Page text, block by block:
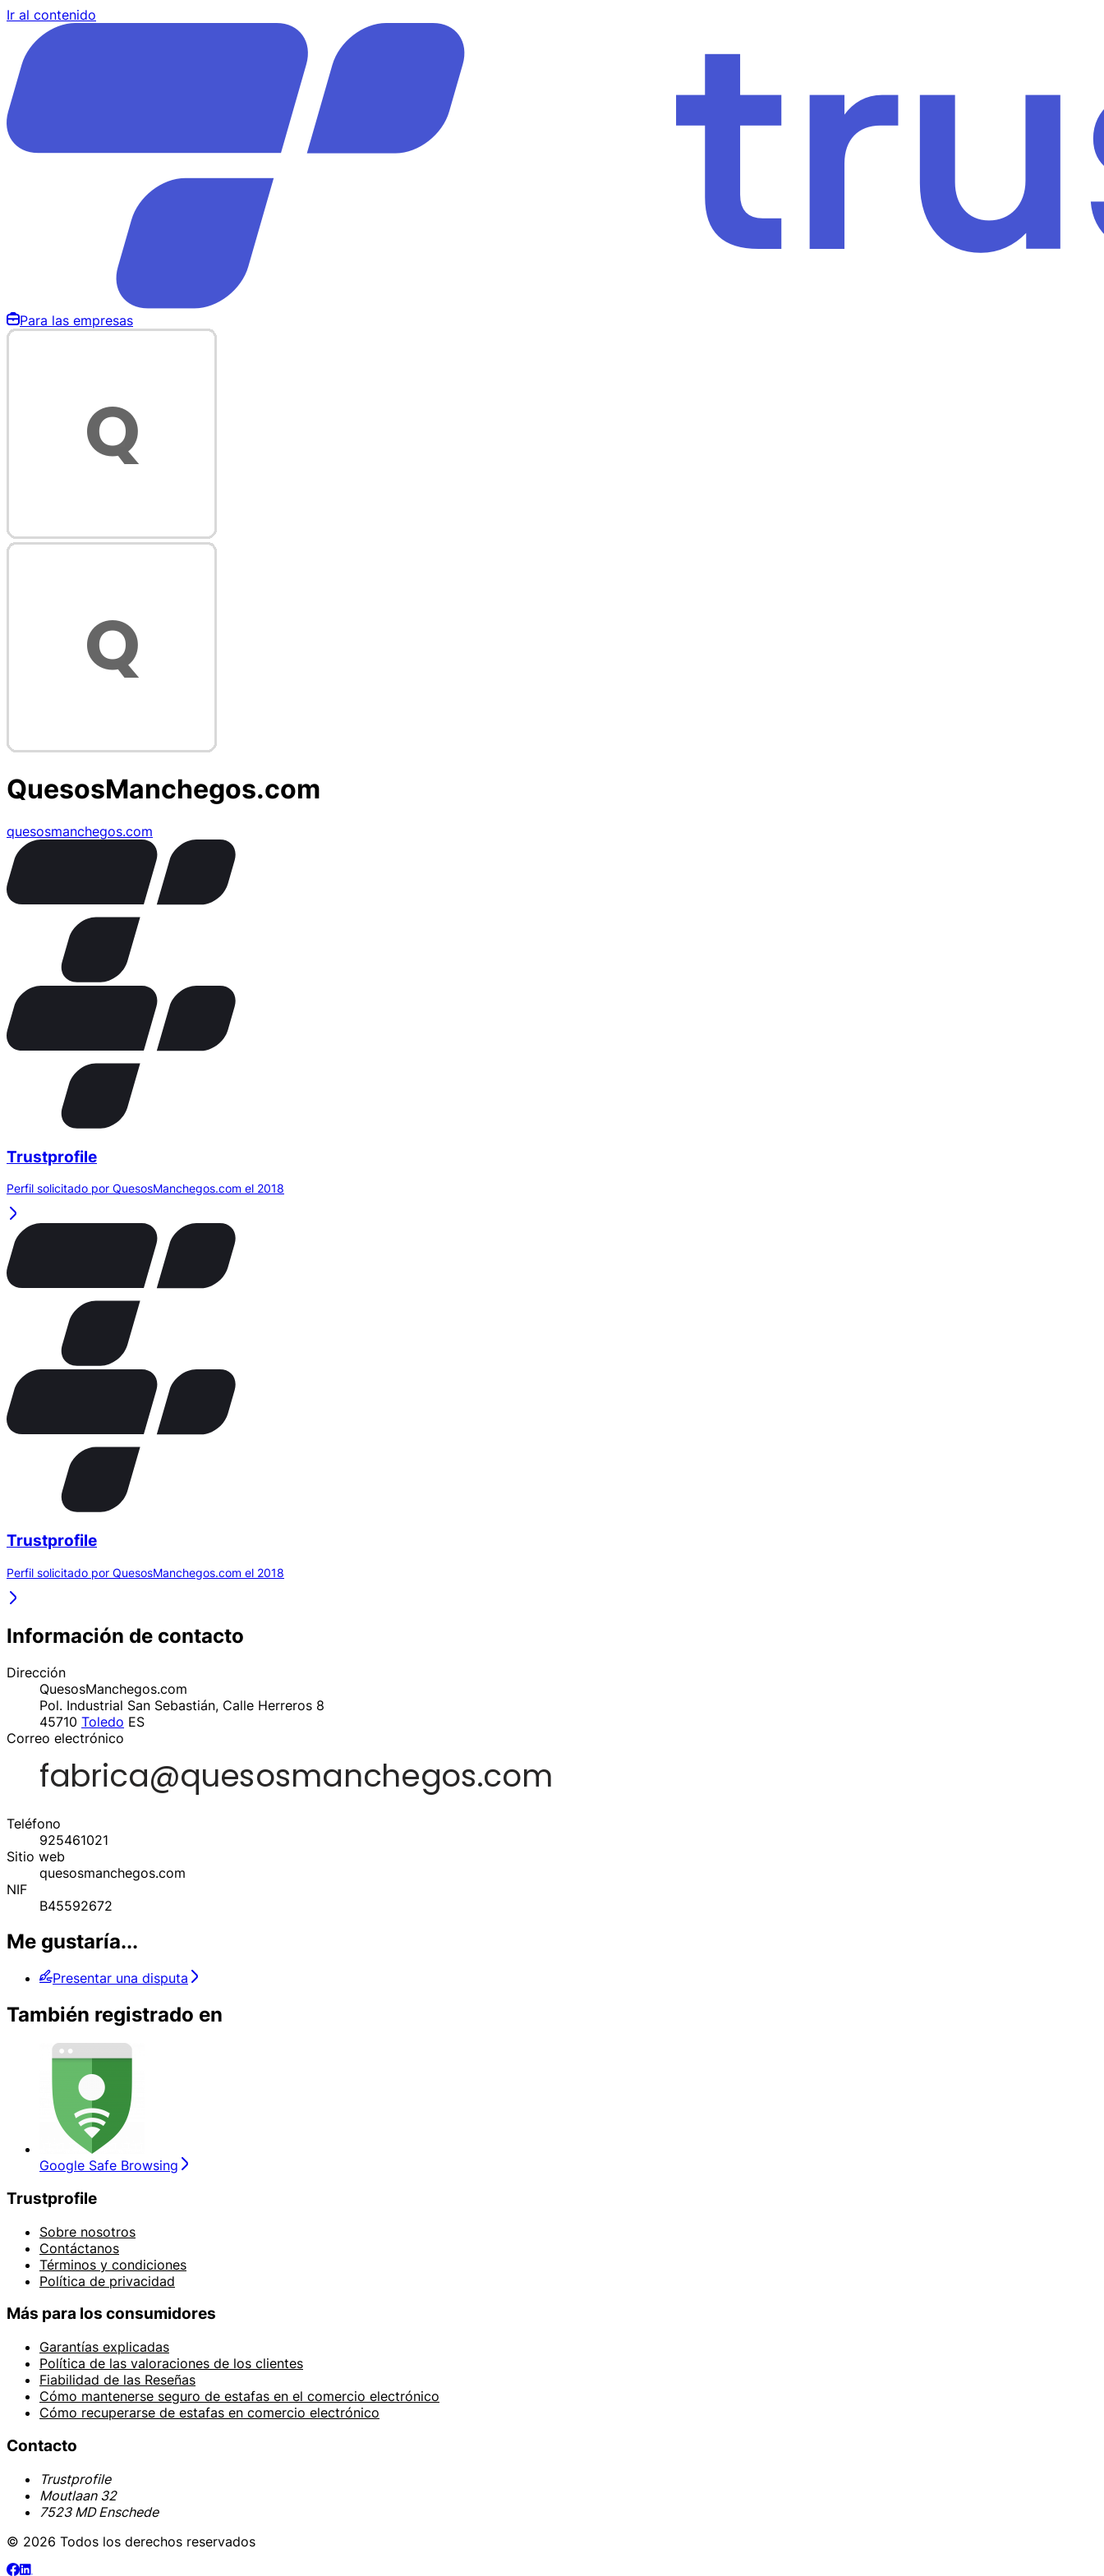
Ir al contenido
Para las empresas
QuesosManchegos.com
quesosmanchegos.com
Trustprofile
Perfil solicitado por QuesosManchegos.com el 2018
Trustprofile
Perfil solicitado por QuesosManchegos.com el 2018
Información de contacto
Dirección
QuesosManchegos.com
Pol. Industrial San Sebastián, Calle Herreros 8
45710 Toledo ES
Correo electrónico
Teléfono
925461021
Sitio web
quesosmanchegos.com
NIF
B45592672
Me gustaría...
Presentar una disputa
También registrado en
Google Safe Browsing
Trustprofile
Sobre nosotros
Contáctanos
Términos y condiciones
Política de privacidad
Más para los consumidores
Garantías explicadas
Política de las valoraciones de los clientes
Fiabilidad de las Reseñas
Cómo mantenerse seguro de estafas en el comercio electrónico
Cómo recuperarse de estafas en comercio electrónico
Contacto
Trustprofile
Moutlaan 32
7523 MD Enschede
© 2026 Todos los derechos reservados